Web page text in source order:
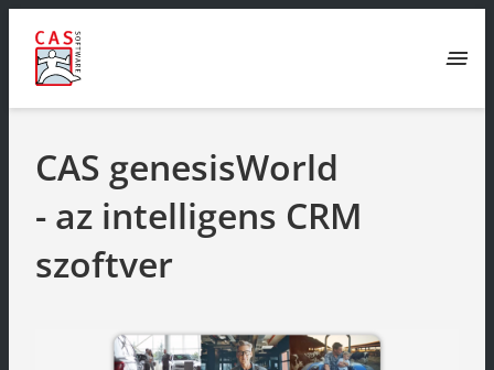
menu
CAS genesisWorld
- az intelligens CRM
szoftver